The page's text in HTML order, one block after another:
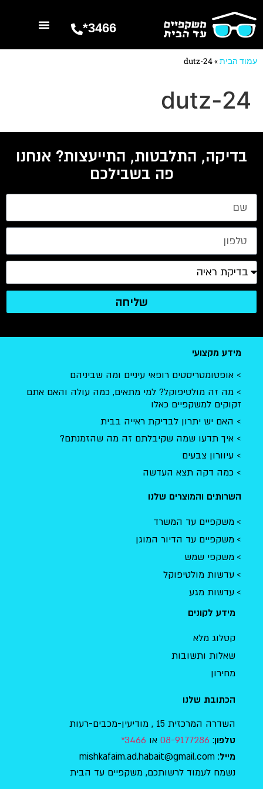
3466*
עמוד הבית»
dutz-24
dutz-24
בדיקה, התלבטות, התייעצות? אנחנו
פה בשבילכם
שליחה
מידע מקצועי
אופטומטריסטים רופאי עיניים ומה שביניהם
מה זה מולטיפוקל? למי מתאים, כמה עולה והאם אתם
זקוקים למשקפיים כאלו
האם יש יתרון לבדיקת ראייה בבית
איך תדעו שמה שקיבלתם זה מה שהזמנתם?
עיוורון צבעים
כמה דקה תצא העדשה
השרותים והמוצרים שלנו
משקפיים עד המשרד
משקפיים עד הדיור המוגן
משקפי שמש
עדשות מולטיפוקל
עדשות מגע
מידע לקונים
קטלוג מלא
שאלות ותשובות
מחירון
הכתובת שלנו
השדרה המרכזית 15 , מודיעין-מכבים-רעות
טלפון:
08-9177286 או 3466*
מייל: mishkafaim.ad.habait@gmail.com
נשמח לעמוד לרשותכם, משקפיים עד הבית